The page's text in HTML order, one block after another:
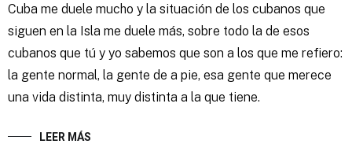
Cuba me duele mucho y la situación de los cubanos que
siguen en la Isla me duele más, sobre todo la de esos
cubanos que tú y yo sabemos que son a los que me refiero:
la gente normal, la gente de a pie, esa gente que merece
una vida distinta, muy distinta a la que tiene.
LEER MÁS